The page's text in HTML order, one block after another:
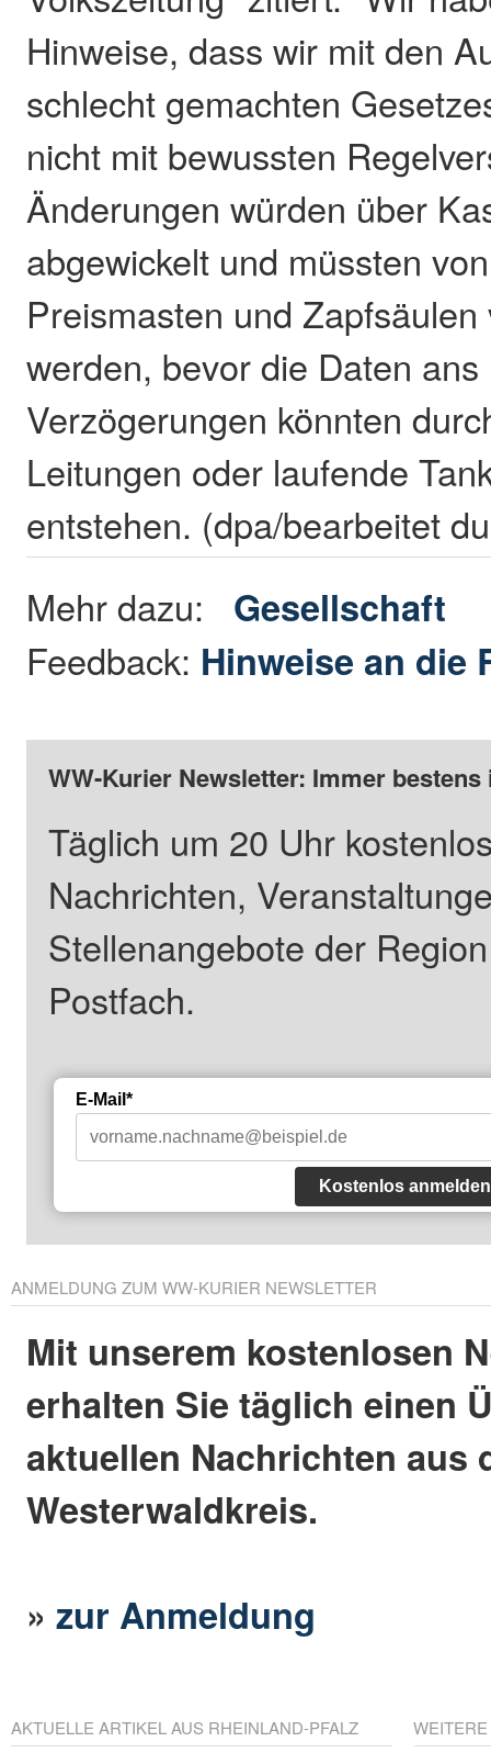
Hinweise, dass wir mit den
schlecht gemachten
nicht mit bewussten
Änderungen würden über
abgewickelt und müssten
Preismasten und
werden, bevor die Daten
Verzögerungen könnten
Leitungen oder laufende
entstehen. (dpa/bearbeitet
Mehr dazu: Gesellschaft
Feedback: Hinweise an die
WW-Kurier Newsletter: Immer
Täglich um 20 Uhr
Nachrichten,
Stellenangebote der
Postfach.
E-Mail*
Kostenlos anmelden
ANMELDUNG ZUM WW-KURIER NEWSLETTER
Mit unserem kostenlosen
erhalten Sie täglich einen
aktuellen Nachrichten aus
Westerwaldkreis.
»zur Anmeldung
AKTUELLE ARTIKEL AUS RHEINLAND-PFALZ